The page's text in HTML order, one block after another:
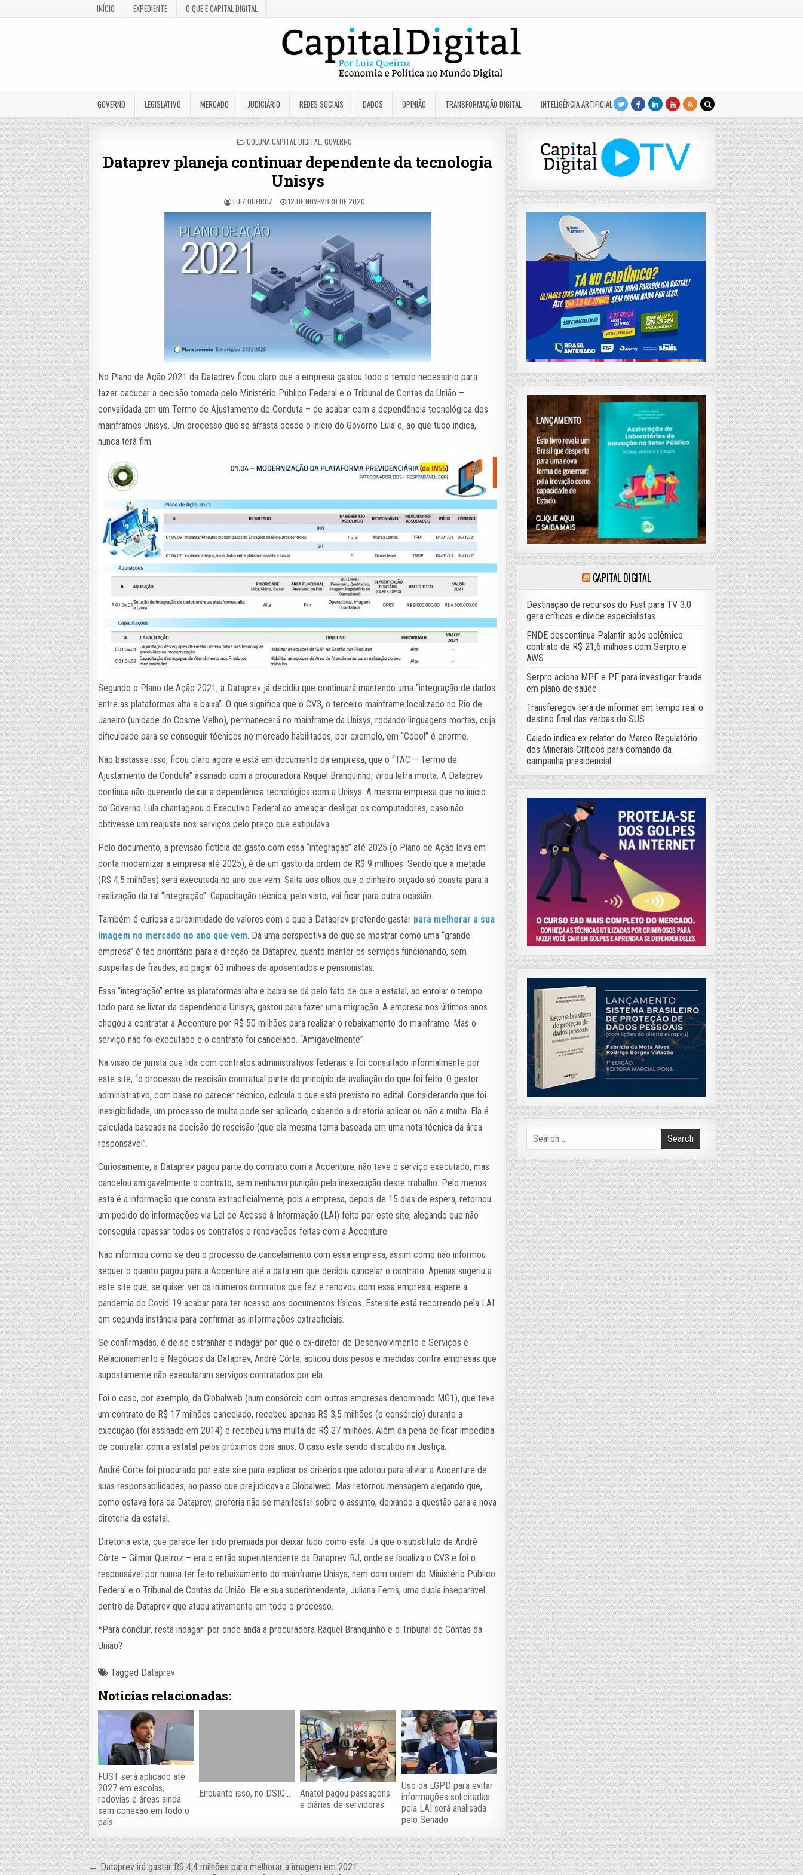
INÍCIO EXPEDIENTE O QUE É CAPITAL DIGITAL
GOVERNO LEGISLATIVO MERCADO JUDICIÁRIO REDES SOCIAIS DADOS OPINIÃO TRANSFORMAÇÃO DIGITAL INTELIGÊNCIA ARTIFICIAL
POSTED
COLUNA CAPITAL DIGITAL ,GOVERNO
Dataprev planeja continuar dependente da tecnologia
Unisys
LUIZ QUEIROZ 12 DE NOVEMBRO DE 2020
No Plano de Ação 2021 da Dataprev ficou claro que a empresa gastou todo o tempo necessário para
fazer caducar a decisão tomada pelo Ministério Público Federal e o Tribunal de Contas da União –
convalidada em um Termo de Ajustamento de Conduta – de acabar com a dependência tecnológica dos
mainframes Unisys. Um processo que se arrasta desde o início do Governo Lula e, ao que tudo indica,
nunca terá fim.
Segundo o Plano de Ação 2021, a Dataprev já decidiu que continuará mantendo uma “integração de dados
entre as plataformas alta e baixa”. O que significa que o CV3, o terceiro mainframe localizado no Rio de
Janeiro (unidade do Cosme Velho), permanecerá no mainframe da Unisys, rodando linguagens mortas, cuja
dificuldade para se conseguir técnicos no mercado habilitados, por exemplo, em “Cobol” é enorme.
Não bastasse isso, ficou claro agora e está em documento da empresa, que o “TAC – Termo de
Ajustamento de Conduta” assinado com a procuradora Raquel Branquinho, virou letra morta. A Dataprev
continua não querendo deixar a dependência tecnológica com a Unisys. A mesma empresa que no início
do Governo Lula chantageou o Executivo Federal ao ameaçar desligar os computadores, caso não
obtivesse um reajuste nos serviços pelo preço que estipulava.
Pelo documento, a previsão fictícia de gasto com essa “integração” até 2025 (o Plano de Ação leva em
conta modernizar a empresa até 2025), é de um gasto da ordem de R$ 9 milhões. Sendo que a metade
(R$ 4,5 milhões) será executada no ano que vem. Salta aos olhos que o dinheiro orçado só consta para a
realização da tal “integração”. Capacitação técnica, pelo visto, vai ficar para outra ocasião.
Também é curiosa a proximidade de valores com o que a Dataprev pretende gastar para melhorar a sua
imagem no mercado no ano que vem. Dá uma perspectiva de que se mostrar como uma “grande
empresa” é tão prioritário para a direção da Dataprev, quanto manter os serviços funcionando, sem
suspeitas de fraudes, ao pagar 63 milhões de aposentados e pensionistas.
Essa “integração” entre as plataformas alta e baixa se dá pelo fato de que a estatal, ao enrolar o tempo
todo para se livrar da dependência Unisys, gastou para fazer uma migração. A empresa nos últimos anos
chegou a contratar a Accenture por R$ 50 milhões para realizar o rebaixamento do mainframe. Mas o
serviço não foi executado e o contrato foi cancelado. “Amigavelmente”.
Na visão de jurista que lida com contratos administrativos federais e foi consultado informalmente por
este site, “o processo de rescisão contratual parte do princípio de avaliação do que foi feito. O gestor
administrativo, com base no parecer técnico, calcula o que está previsto no edital. Considerando que foi
inexigibilidade, um processo de multa pode ser aplicado, cabendo a diretoria aplicar ou não a multa. Ela é
calculada baseada na decisão de rescisão (que ela mesma toma baseada em uma nota técnica da área
responsável”.
Curiosamente, a Dataprev pagou parte do contrato com a Accenture, não teve o serviço executado, mas
cancelou amigavelmente o contrato, sem nenhuma punição pela inexecução deste trabalho. Pelo menos
esta é a informação que consta extraoficialmente, pois a empresa, depois de 15 dias de espera, retornou
um pedido de informações via Lei de Acesso à Informação (LAI) feito por este site, alegando que não
conseguia repassar todos os contratos e renovações feitas com a Accenture.
Não informou como se deu o processo de cancelamento com essa empresa, assim como não informou
sequer o quanto pagou para a Accenture até a data em que decidiu cancelar o contrato. Apenas sugeriu a
este site que, se quiser ver os inúmeros contratos que fez e renovou com essa empresa, espere a
pandemia do Covid-19 acabar para ter acesso aos documentos físicos. Este site está recorrendo pela LAI
em segunda instância para confirmar as informações extraoficiais.
Se confirmadas, é de se estranhar e indagar por que o ex-diretor de Desenvolvimento e Serviços e
Relacionamento e Negócios da Dataprev, André Côrte, aplicou dois pesos e medidas contra empresas que
supostamente não executaram serviços contratados por ela.
Foi o caso, por exemplo, da Globalweb (num consórcio com outras empresas denominado MG1), que teve
um contrato de R$ 17 milhões cancelado, recebeu apenas R$ 3,5 milhões (o consórcio) durante a
execução (foi assinado em 2014) e recebeu uma multa de R$ 27 milhões. Além da pena de ficar impedida
de contratar com a estatal pelos próximos dois anos. O caso está sendo discutido na Justiça.
André Côrte foi procurado por este site para explicar os critérios que adotou para aliviar a Accenture de
suas responsabilidades, ao passo que prejudicava a Globalweb. Mas retornou mensagem alegando que,
como estava fora da Dataprev, preferia não se manifestar sobre o assunto, deixando a questão para a nova
diretoria da estatal.
Diretoria esta, que parece ter sido premiada por deixar tudo como está. Já que o substituto de André
Côrte – Gilmar Queiroz – era o então superintendente da Dataprev-RJ, onde se localiza o CV3 e foi o
responsável por nunca ter feito rebaixamento do mainframe Unisys, nem com ordem do Ministério Público
Federal e o Tribunal de Contas da União. Ele e sua superintendente, Juliana Ferris, uma dupla inseparável
dentro da Dataprev que atuou ativamente em todo o processo.
*Para concluir, resta indagar: por onde anda a procuradora Raquel Branquinho e o Tribunal de Contas da
União?
Tagged Dataprev
Notícias relacionadas:
FUST será aplicado até
2027 em escolas,
rodovias e áreas ainda
sem conexão em todo o
país
Enquanto isso, no DSIC…
Anatel pagou passagens
e diárias de servidoras
Uso da LGPD para evitar
informações solicitadas
pela LAI será analisada
pelo Senado
← Dataprev irá gastar R$ 4,4 milhões para melhorar a imagem em 2021
CAPITAL DIGITAL
Destinação de recursos do Fust para TV 3.0
gera críticas e divide especialistas
FNDE descontinua Palantir após polêmico
contrato de R$ 21,6 milhões com Serpro e
AWS
Serpro aciona MPF e PF para investigar fraude
em plano de saúde
Transferegov terá de informar em tempo real o
destino final das verbas do SUS
Caiado indica ex-relator do Marco Regulatório
dos Minerais Críticos para comando da
campanha presidencial
Search
for: